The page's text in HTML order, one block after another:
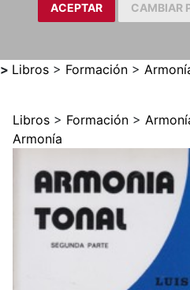
ACEPTAR CAMBIAR
> Libros > Formación >
Libros > Formación >
Armonía